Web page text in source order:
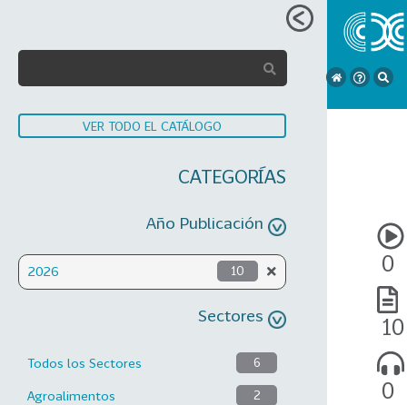
VER TODO EL CATÁLOGO
CATEGORÍAS
Año Publicación
2026 10
Sectores
Todos los Sectores 6
Agroalimentos 2
0
10
0